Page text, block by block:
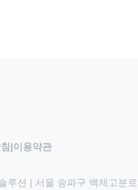
|이용약관
루션 | 서울 송파구 백제고분